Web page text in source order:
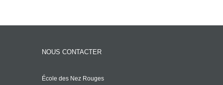
NOUS CONTACTER
École des Nez Rouges